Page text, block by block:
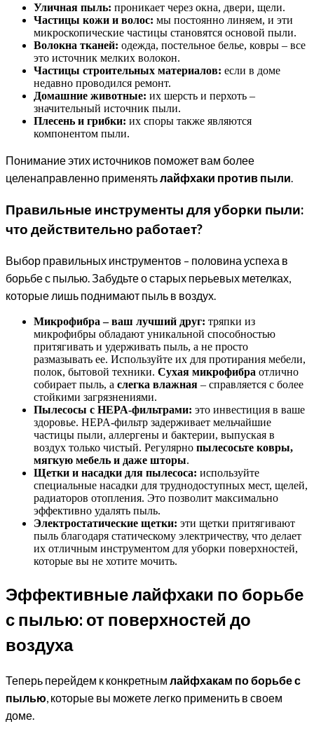
Уличная пыль: проникает через окна, двери, щели.
Частицы кожи и волос: мы постоянно линяем, и эти
микроскопические частицы становятся основой пыли.
Волокна тканей: одежда, постельное белье, ковры – все
это источник мелких волокон.
Частицы строительных материалов: если в доме
недавно проводился ремонт.
Домашние животные: их шерсть и перхоть –
значительный источник пыли.
Плесень и грибки: их споры также являются
компонентом пыли.
Понимание этих источников поможет вам более
целенаправленно применятьлайфхаки против пыли.
Правильные инструменты для уборки пыли:
что действительно работает?
Выбор правильных инструментов – половина успеха в
борьбе с пылью. Забудьте о старых перьевых метелках,
которые лишь поднимают пыль в воздух.
Микрофибра – ваш лучший друг: тряпки из
микрофибры обладают уникальной способностью
притягивать и удерживать пыль, а не просто
размазывать ее. Используйте их для протирания мебели,
полок, бытовой техники. Сухая микрофибра отлично
собирает пыль, а слегка влажная – справляется с более
стойкими загрязнениями.
Пылесосы с HEPA-фильтрами: это инвестиция в ваше
здоровье. HEPA-фильтр задерживает мельчайшие
частицы пыли, аллергены и бактерии, выпуская в
воздух только чистый. Регулярно пылесосьте ковры,
мягкую мебель и даже шторы.
Щетки и насадки для пылесоса: используйте
специальные насадки для труднодоступных мест, щелей,
радиаторов отопления. Это позволит максимально
эффективно удалять пыль.
Электростатические щетки: эти щетки притягивают
пыль благодаря статическому электричеству, что делает
их отличным инструментом для уборки поверхностей,
которые вы не хотите мочить.
Эффективные лайфхаки по борьбе
с пылью: от поверхностей до
воздуха
Теперь перейдем к конкретным лайфхакам по борьбе с
пылью, которые вы можете легко применить в своем
доме.